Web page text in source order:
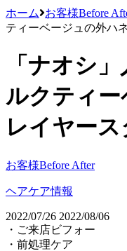
ホーム お客様Before
ティーベージュの外ハ
「ナオシ
ルクティ
レイヤー
お客様Before After
ヘアケア情報
2022/07/26 2022/08/06
・ご来店ビフォー
・前処理ケア